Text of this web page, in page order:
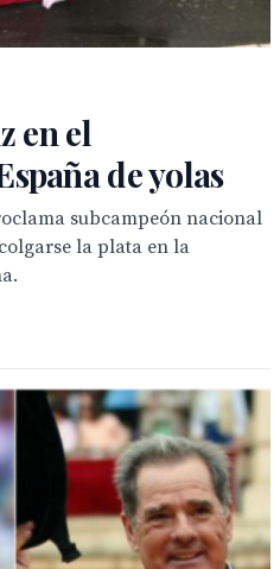
en el
de yolas
subcampeón nacional
la plata en la